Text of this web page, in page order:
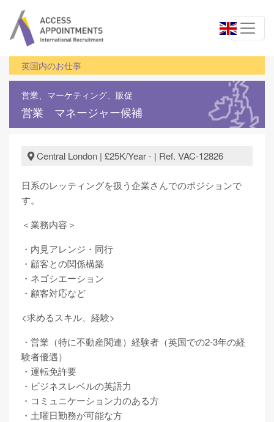
英国内のお仕事
営業、マーケティング、販促
営業 マネージャー候補
Central London | £25K/Year - | Ref. VAC-12826
日系のレッティングを扱う企業さんでのポジションで
す。
＜業務内容＞
・内見アレンジ・同行
・顧客との関係構築
・ネゴシエーション
・顧客対応など
<求めるスキル、経験>
・営業（特に不動産関連）経験者（英国での2-3年の経
験者優遇）
・運転免許要
・ビジネスレベルの英語力
・コミュニケーション力のある方
・土曜日勤務が可能な方